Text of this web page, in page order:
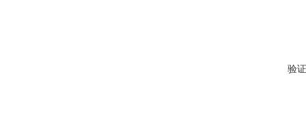
验